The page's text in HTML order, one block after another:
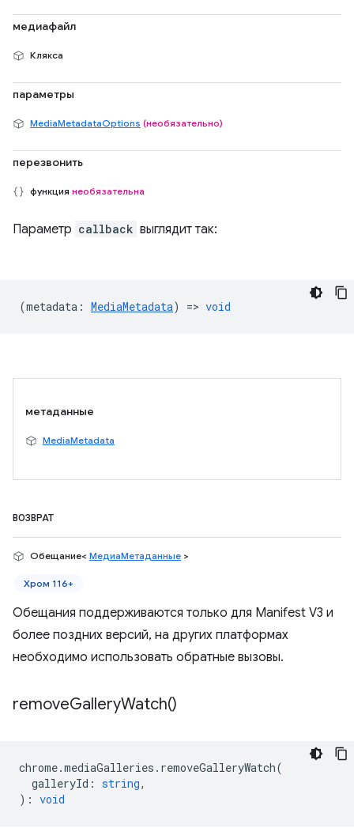
медиафайл
Клякса
параметры
MediaMetadataOptions (необязательно)
перезвонить
функция необязательна
Параметр callback выглядит так:
(metadata : MediaMetadata) => void
метаданные
MediaMetadata
ВОЗВРАТ
Обещание< МедиаМетаданные >
Хром 116+
Обещания поддерживаются только для Manifest V3 и
более поздних версий, на других платформах
необходимо использовать обратные вызовы.
removeGalleryWatch()
chrome.mediaGalleries . removeGalleryWatch(
galleryId : string,
) : void